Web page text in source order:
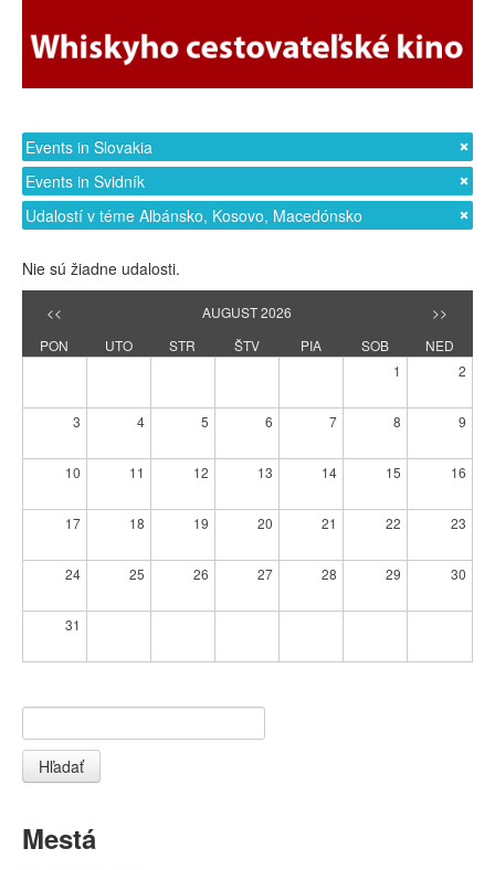
Events in Slovakia
Events in Svidník
Udalostí v téme Albánsko, Kosovo, Macedónsko
Nie sú žiadne udalosti.
<< AUGUST 2026
>>
PON
UTO STR ŠTV PIA SOB
NED
1
2
3 4 5 6 7 8 9
10 11 12 13 14 15 16
17 18 19 20 21 22 23
24 25 26 27 28 29 30
31
Hľadať
Mestá